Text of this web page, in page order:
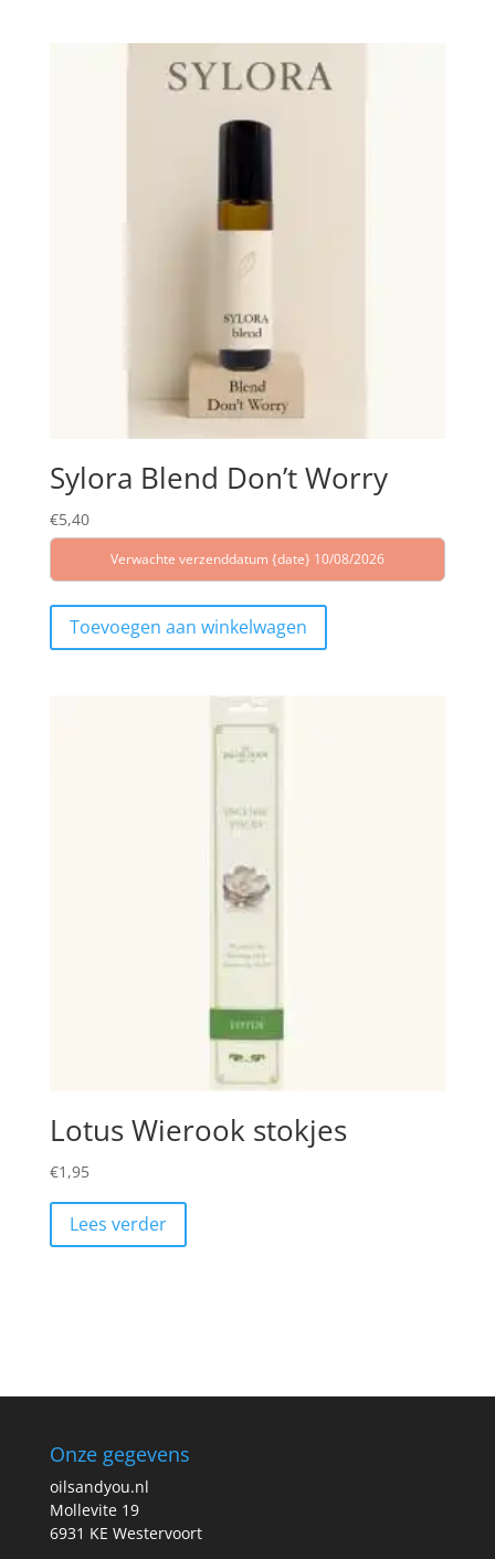
Sylora Blend Don’t Worry
€5,40
Verwachte verzenddatum {date} 10/08/2026
Toevoegen aan winkelwagen
Lotus Wierook stokjes
€1,95
Lees verder
Onze gegevens
oilsandyou.nl
Mollevite 19
6931 KE Westervoort